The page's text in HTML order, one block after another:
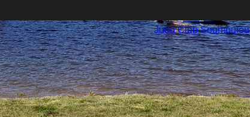
Judo Club Soumoulou